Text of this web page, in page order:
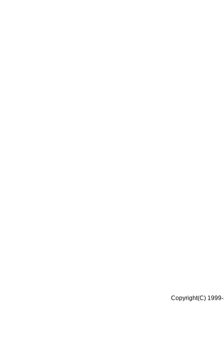
Copyright(C)